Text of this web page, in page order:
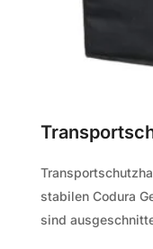
stabilen Codura
sind